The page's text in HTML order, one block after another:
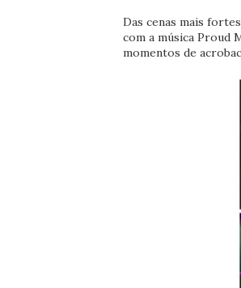
Das cenas mais
com a música Proud
momentos de